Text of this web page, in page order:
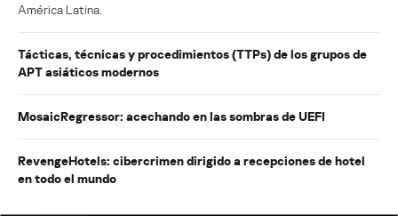
América Latina.
Tácticas, técnicas y procedimientos (TTPs) de los grupos de
APT asiáticos modernos
MosaicRegressor: acechando en las sombras de UEFI
RevengeHotels: cibercrimen dirigido a recepciones de hotel
en todo el mundo